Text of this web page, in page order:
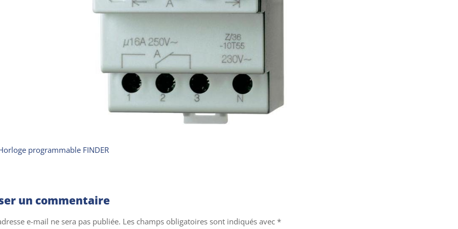
programmable FINDER
un commentaire
e-mail ne sera pas publiée. Les champs obligatoires sont indiqués avec *